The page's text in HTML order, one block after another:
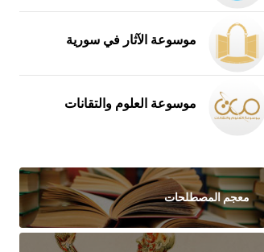
موسوعة الآثار في سورية
موسوعة العلوم والتقانات
معجم المصطلحات